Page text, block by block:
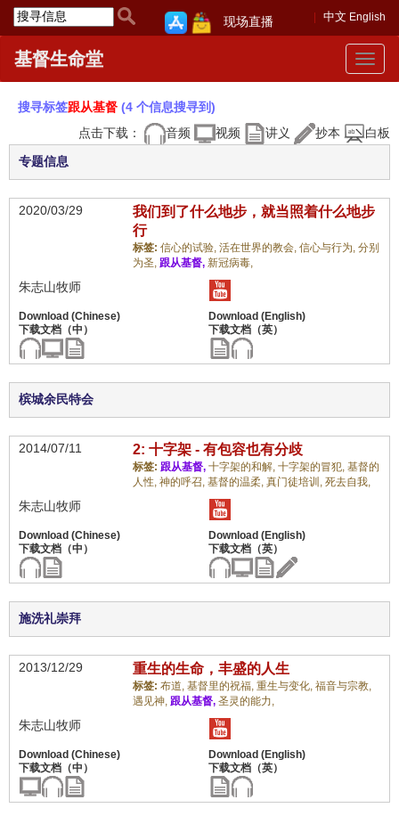
中文 English
现场直播
Toggle
基督生命堂
搜寻标签跟从基督 (4 个信息搜寻到)
点击下载：
音频 视频 讲义 抄本 白板
专题信息
2020/03/29
我们到了什么地步，就当照着什么地步
行
标签: 信心的试验, 活在世界的教会, 信心与行为, 分别
为圣, 跟从基督, 新冠病毒,
朱志山牧师
槟城余民特会
2014/07/11 2: 十字架 - 有包容也有分歧
标签: 跟从基督, 十字架的和解, 十字架的冒犯, 基督的
人性, 神的呼召, 基督的温柔, 真门徒培训, 死去自我,
朱志山牧师
施洗礼崇拜
2013/12/29 重生的生命，丰盛的人生
标签: 布道, 基督里的祝福, 重生与变化, 福音与宗教,
遇见神, 跟从基督, 圣灵的能力,
朱志山牧师